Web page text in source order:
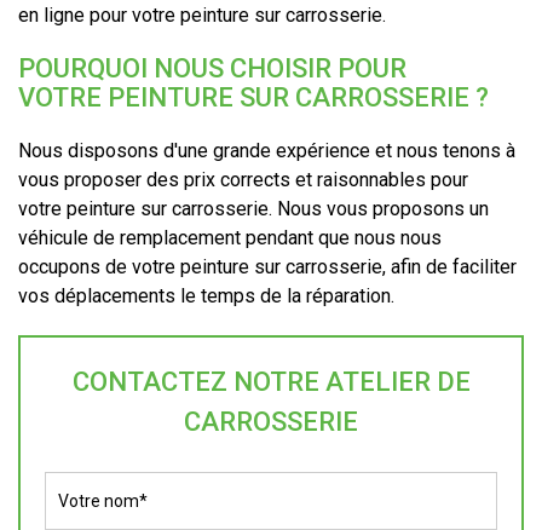
en ligne pour votre peinture sur carrosserie.
POURQUOI NOUS CHOISIR POUR
VOTRE PEINTURE SUR CARROSSERIE ?
Nous disposons d'une grande expérience et nous tenons à
vous proposer des prix corrects et raisonnables pour
votre peinture sur carrosserie. Nous vous proposons un
véhicule de remplacement pendant que nous nous
occupons de votre peinture sur carrosserie, afin de faciliter
vos déplacements le temps de la réparation.
CONTACTEZ NOTRE ATELIER DE
CARROSSERIE